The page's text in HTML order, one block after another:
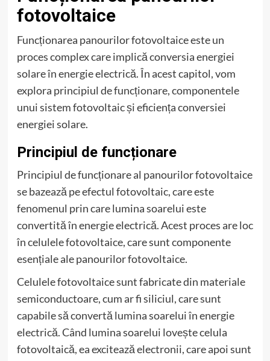
fotovoltaice
Funcționarea panourilor fotovoltaice este un
proces complex care implică conversia energiei
solare în energie electrică. În acest capitol, vom
explora principiul de funcționare, componentele
unui sistem fotovoltaic și eficiența conversiei
energiei solare.
Principiul de funcționare
Principiul de funcționare al panourilor fotovoltaice
se bazează pe efectul fotovoltaic, care este
fenomenul prin care lumina soarelui este
convertită în energie electrică. Acest proces are loc
în celulele fotovoltaice, care sunt componente
esențiale ale panourilor fotovoltaice.
Celulele fotovoltaice sunt fabricate din materiale
semiconductoare, cum ar fi siliciul, care sunt
capabile să convertă lumina soarelui în energie
electrică. Când lumina soarelui lovește celula
fotovoltaică, ea excitează electronii, care apoi sunt